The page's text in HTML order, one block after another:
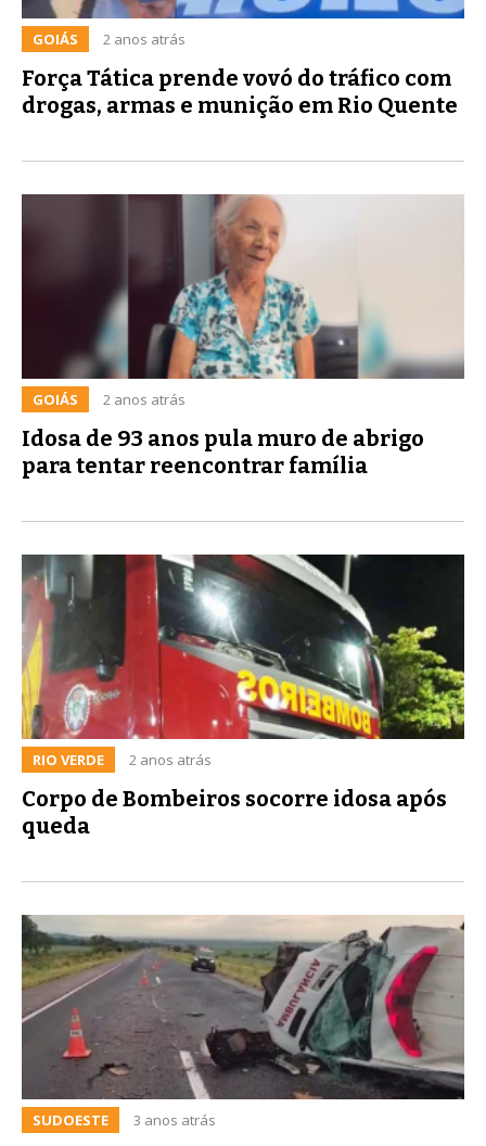
GOIÁS 2 anos atrás
Força Tática prende vovó do tráfico com
drogas, armas e munição em Rio Quente
GOIÁS 2 anos atrás
Idosa de 93 anos pula muro de abrigo
para tentar reencontrar família
RIO VERDE 2 anos atrás
Corpo de Bombeiros socorre idosa após
queda
SUDOESTE 3 anos atrás